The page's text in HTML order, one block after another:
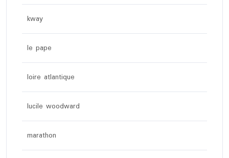
kway
le pape
loire atlantique
lucile woodward
marathon